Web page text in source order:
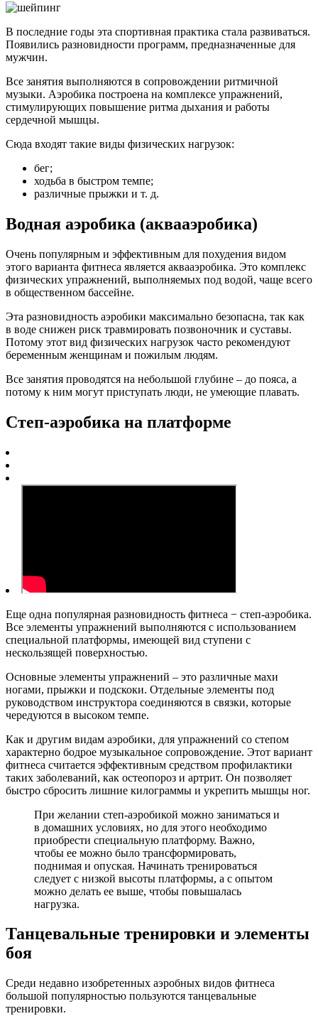
В последние годы эта спортивная практика стала развиваться.
Появились разновидности программ, предназначенные для
мужчин.
Все занятия выполняются в сопровождении ритмичной
музыки. Аэробика построена на комплексе упражнений,
стимулирующих повышение ритма дыхания и работы
сердечной мышцы.
Сюда входят такие виды физических нагрузок:
бег;
ходьба в быстром темпе;
различные прыжки и т. д.
Водная аэробика (аквааэробика)
Очень популярным и эффективным для похудения видом
этого варианта фитнеса является аквааэробика. Это комплекс
физических упражнений, выполняемых под водой, чаще всего
в общественном бассейне.
Эта разновидность аэробики максимально безопасна, так как
в воде снижен риск травмировать позвоночник и суставы.
Потому этот вид физических нагрузок часто рекомендуют
беременным женщинам и пожилым людям.
Все занятия проводятся на небольшой глубине – до пояса, а
потому к ним могут приступать люди, не умеющие плавать.
Степ-аэробика на платформе
Еще одна популярная разновидность фитнеса − степ-аэробика.
Все элементы упражнений выполняются с использованием
специальной платформы, имеющей вид ступени с
нескользящей поверхностью.
Основные элементы упражнений – это различные махи
ногами, прыжки и подскоки. Отдельные элементы под
руководством инструктора соединяются в связки, которые
чередуются в высоком темпе.
Как и другим видам аэробики, для упражнений со степом
характерно бодрое музыкальное сопровождение. Этот вариант
фитнеса считается эффективным средством профилактики
таких заболеваний, как остеопороз и артрит. Он позволяет
быстро сбросить лишние килограммы и укрепить мышцы ног.
При желании степ-аэробикой можно заниматься и
в домашних условиях, но для этого необходимо
приобрести специальную платформу. Важно,
чтобы ее можно было трансформировать,
поднимая и опуская. Начинать тренироваться
следует с низкой высоты платформы, а с опытом
можно делать ее выше, чтобы повышалась
нагрузка.
Танцевальные тренировки и элементы
боя
Среди недавно изобретенных аэробных видов фитнеса
большой популярностью пользуются танцевальные
тренировки.